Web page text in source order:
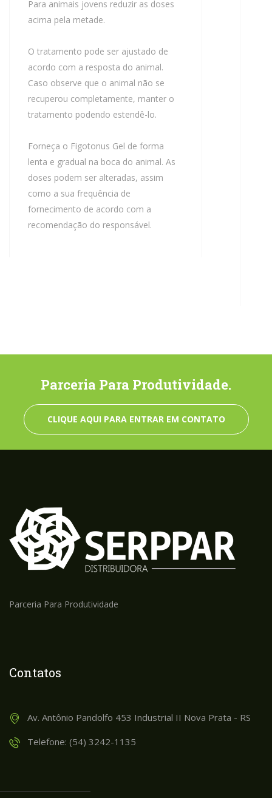
Para animais jovens reduzir as doses
acima pela metade.
O tratamento pode ser ajustado de
acordo com a resposta do animal.
Caso observe que o animal não se
recuperou completamente, manter o
tratamento podendo estendê-lo.
Forneça o Figotonus Gel de forma
lenta e gradual na boca do animal. As
doses podem ser alteradas, assim
como a sua frequência de
fornecimento de acordo com a
recomendação do responsável.
Parceria Para Produtividade.
CLIQUE AQUI PARA ENTRAR EM CONTATO
Parceria Para Produtividade
Contatos
Av. Antônio Pandolfo 453 Industrial II Nova Prata - RS
Telefone: (54) 3242-1135